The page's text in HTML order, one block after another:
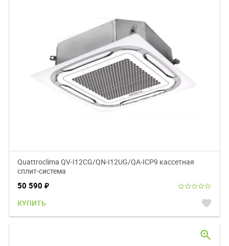
Quattroclima QV-I12CG/QN-I12UG/QA-ICP9 кассетная
сплит-система
50 590 ₽
КУПИТЬ favorite
zoom_in